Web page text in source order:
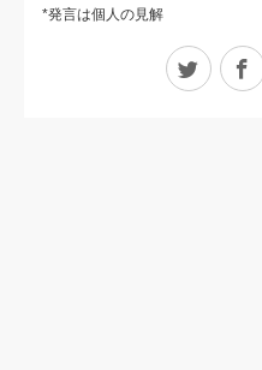
*発言は個人の見解
Twitter